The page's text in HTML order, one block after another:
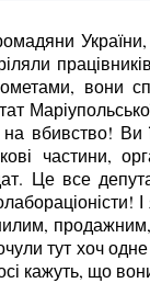
вони
вбивство! Ви
частини,
Це все
тут хоч
кажуть, що